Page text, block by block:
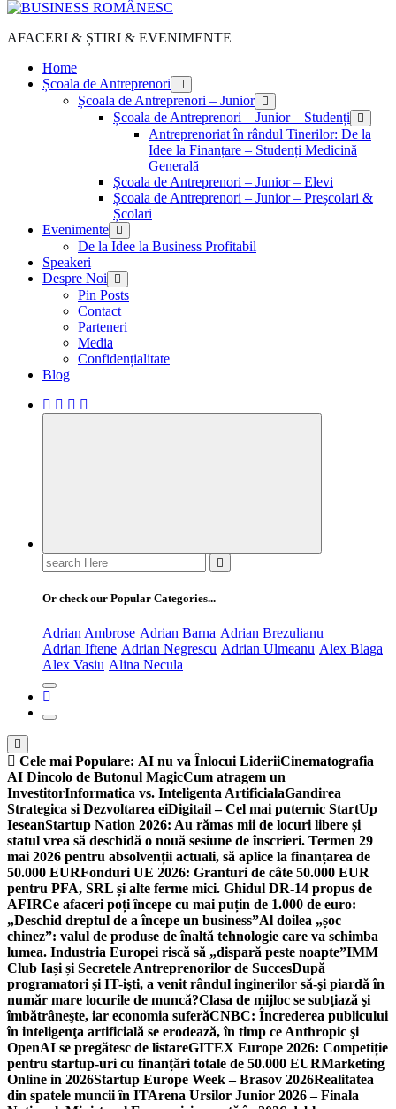
AFACERI & ȘTIRI & EVENIMENTE
Home
Școala de Antreprenori
Școala de Antreprenori – Junior
Școala de Antreprenori – Junior – Studenți
Antreprenoriat în rândul Tinerilor: De la
Idee la Finanțare – Studenți Medicină
Generală
Școala de Antreprenori – Junior – Elevi
Școala de Antreprenori – Junior – Preșcolari &
Școlari
Evenimente
De la Idee la Business Profitabil
Speakeri
Despre Noi
Pin Posts
Contact
Parteneri
Media
Confidențialitate
Blog
Search
for:
Or check our Popular Categories...
Adrian Ambrose Adrian Barna Adrian Brezulianu
Adrian Iftene Adrian Negrescu Adrian Ulmeanu Alex Blaga
Alex Vasiu Alina Necula
Cele mai Populare: AI nu va Înlocui LideriiCinematografia
AI Dincolo de Butonul MagicCum atragem un
InvestitorInformatica vs. Inteligenta ArtificialaGandirea
Strategica si Dezvoltarea eiDigitail – Cel mai puternic StartUp
IeseanStartup Nation 2026: Au rămas mii de locuri libere și
statul vrea să deschidă o nouă sesiune de înscrieri. Termen 29
mai 2026 pentru absolvenții actuali, să aplice la finanțarea de
50.000 EURFonduri UE 2026: Granturi de câte 50.000 EUR
pentru PFA, SRL și alte ferme mici. Ghidul DR-14 propus de
AFIRCe afaceri poți începe cu mai puțin de 1.000 de euro:
„Deschid dreptul de a începe un business”Al doilea „șoc
chinez”: valul de produse de înaltă tehnologie care va schimba
lumea. Industria Europei riscă să „dispară peste noapte”IMM
Club Iași și Secretele Antreprenorilor de SuccesDupă
programatori şi IT-işti, a venit rândul inginerilor să-şi piardă în
număr mare locurile de muncă?Clasa de mijloc se subţiază şi
îmbătrâneşte, iar economia suferăCNBC: Încrederea publicului
în inteligenţa artificială se erodează, în timp ce Anthropic şi
OpenAI se pregătesc de listareGITEX Europe 2026: Competiție
pentru startup-uri cu finanțări totale de 50.000 EURMarketing
Online in 2026Startup Europe Week – Brasov 2026Realitatea
din spatele muncii în ITArena Ursilor Junior 2026 – Finala